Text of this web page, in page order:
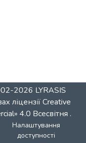
2026 LYRASIS
ліцензіїCreative
4.0 Всесвітня .
Налаштування
доступності